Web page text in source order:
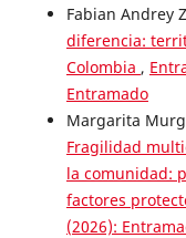
Fabian Andrey
diferencia:
Colombia ,
Entramado
Margarita
Fragilidad
la comunidad:
factores
(2026):